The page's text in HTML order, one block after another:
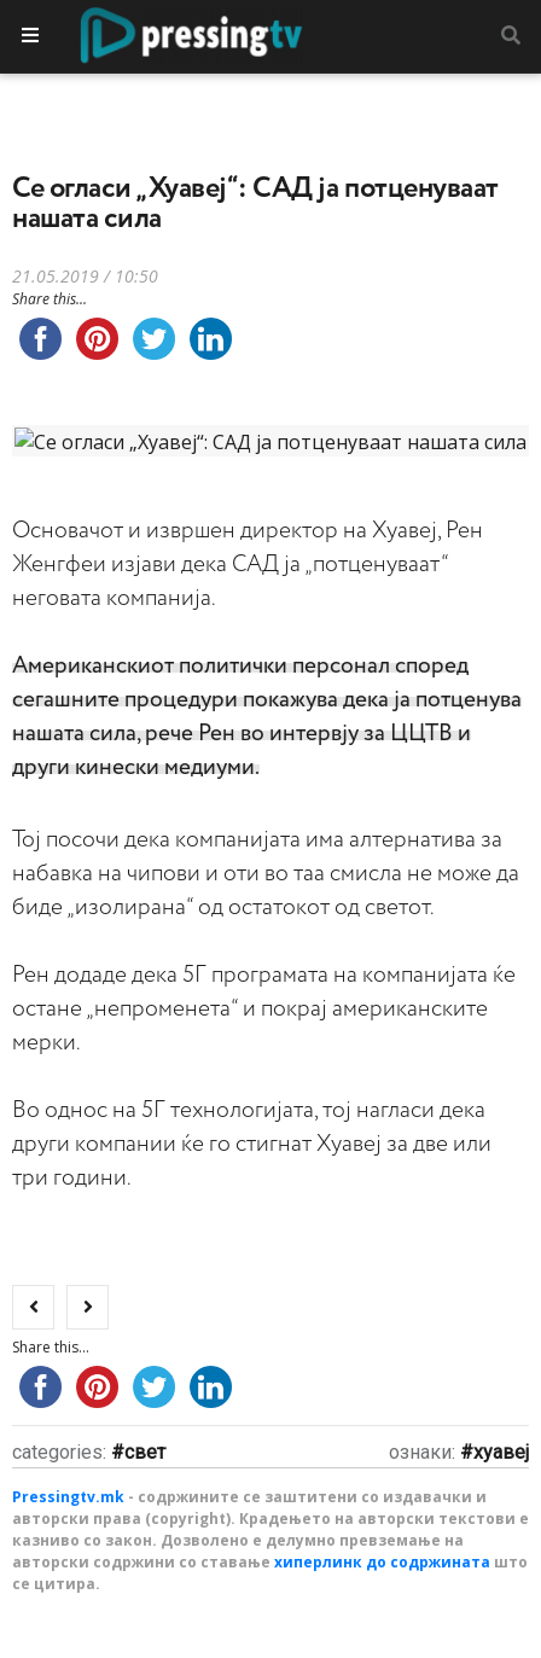
Се огласи „Хуавеј“: САД ја потценуваат
нашата сила
21.05.2019 / 10:50
Share this...
Основачот и извршен директор на Хуавеј, Рен
Женгфеи изјави дека САД ја „потценуваат“
неговата компанија.
Американскиот политички персонал според
сегашните процедури покажува дека ја потценува
нашата сила, рече Рен во интервју за ЦЦТВ и
други кинески медиуми.
Тој посочи дека компанијата има алтернатива за
набавка на чипови и оти во таа смисла не може да
биде „изолирана“ од остатокот од светот.
Рен додаде дека 5Г програмата на компанијата ќе
остане „непроменета“ и покрај американските
мерки.
Во однос на 5Г технологијата, тој нагласи дека
други компании ќе го стигнат Хуавеј за две или
три години.
Share this...
categories: свет ознаки: хуавеј
Pressingtv.mk - содржините се заштитени со издавачки и
авторски права (copyright). Крадењето на авторски текстови е
казниво со закон. Дозволено е делумно превземање на
авторски содржини со ставање хиперлинк до содржината што
се цитира.